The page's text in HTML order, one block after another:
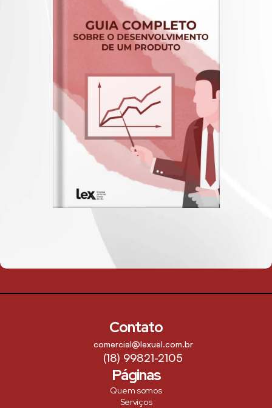
Contato
comercial@lexuel.com.br
(18) 99821-2105
Páginas
Quem somos
Serviços